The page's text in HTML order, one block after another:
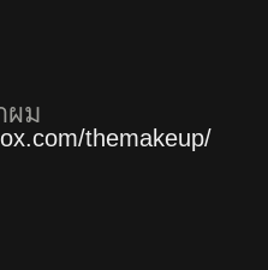
ผม
themakeup/